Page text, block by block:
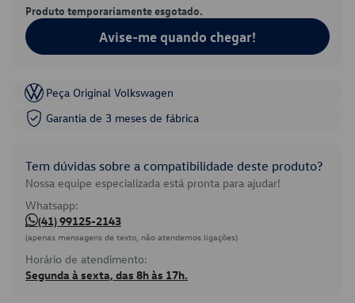
Produto temporariamente esgotado.
Avise-me quando chegar!
Peça Original Volkswagen
Garantia de 3 meses de fábrica
Tem dúvidas sobre a compatibilidade deste produto?
Nossa equipe especializada está pronta para ajudar!
Whatsapp:
(41) 99125-2143
(apenas mensagens de texto, não atendemos ligações)
Horário de atendimento:
Segunda à sexta, das 8h às 17h.